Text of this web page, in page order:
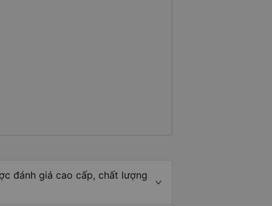
đánh giá cao cấp, chất lượng